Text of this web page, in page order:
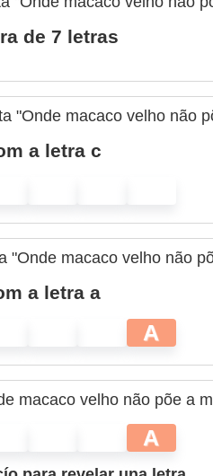
de 7 letras
"Onde macaco velho não
a letra c
"Onde macaco velho não
a letra a
A
macaco velho não põe a
A